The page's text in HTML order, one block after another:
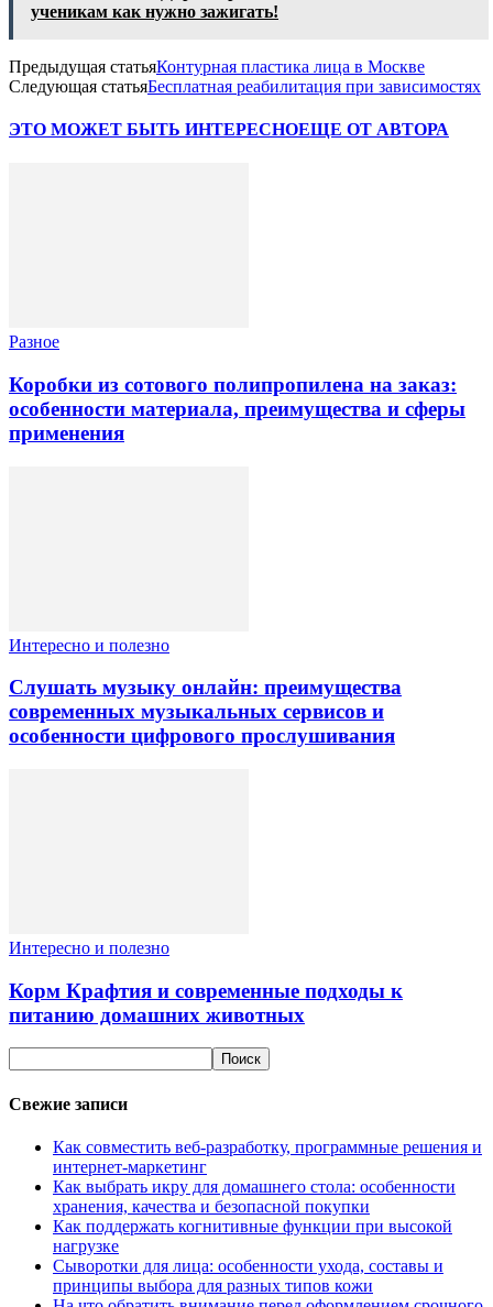
ученикам как нужно зажигать!
Предыдущая статьяКонтурная пластика лица в Москве
Следующая статьяБесплатная реабилитация при зависимостях
ЭТО МОЖЕТ БЫТЬ ИНТЕРЕСНОЕЩЕ ОТ АВТОРА
Разное
Коробки из сотового полипропилена на заказ:
особенности материала, преимущества и сферы
применения
Интересно и полезно
Слушать музыку онлайн: преимущества
современных музыкальных сервисов и
особенности цифрового прослушивания
Интересно и полезно
Корм Крафтия и современные подходы к
питанию домашних животных
Свежие записи
Как совместить веб-разработку, программные решения и
интернет-маркетинг
Как выбрать икру для домашнего стола: особенности
хранения, качества и безопасной покупки
Как поддержать когнитивные функции при высокой
нагрузке
Сыворотки для лица: особенности ухода, составы и
принципы выбора для разных типов кожи